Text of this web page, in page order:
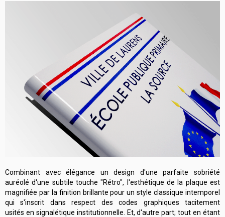
Combinant avec élégance un design d'une parfaite sobriété
auréolé d'une subtile touche "Rétro", l'esthétique de la plaque est
magnifiée par la finition brillante pour un style classique intemporel
qui s'inscrit dans respect des codes graphiques tacitement
usités en signalétique institutionnelle. Et, d'autre part; tout en étant